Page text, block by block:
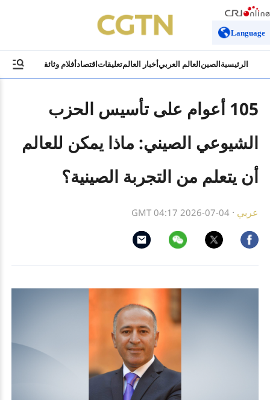
Language
الرئيسية الصين العالم العربيأخبار العالمتعليقات اقتصادأفلام وثائقية ثقافة
105 أعوام على تأسيس الحزب
الشيوعي الصيني: ماذا يمكن للعالم
أن يتعلم من التجربة الصينية؟
عربي ·
GMT 04:17 2026-07-04